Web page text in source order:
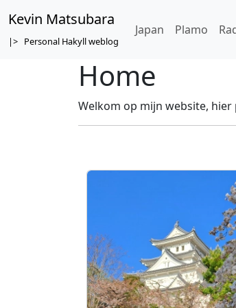
Kevin Matsubara
|> Personal Hakyll weblog
Japan Plamo
Home
Welkom op mijn website,